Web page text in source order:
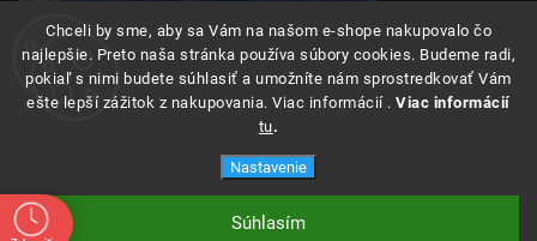
Chceli by sme, aby sa Vám na našom e-shope nakupovalo čo
najlepšie. Preto naša stránka používa súbory cookies. Budeme radi,
pokiaľ s nimi budete súhlasiť a umožníte nám sprostredkovať Vám
ešte lepší zážitok z nakupovania. Viac informácií .Viac informácií
tu.
Nastavenie
Súhlasím
Vytvoril Shoptet
Angeleyes. Všetky práva vyhradené.